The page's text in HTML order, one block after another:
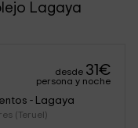
Lagaya
desde 31€
persona y noche
- Lagaya
(Teruel)